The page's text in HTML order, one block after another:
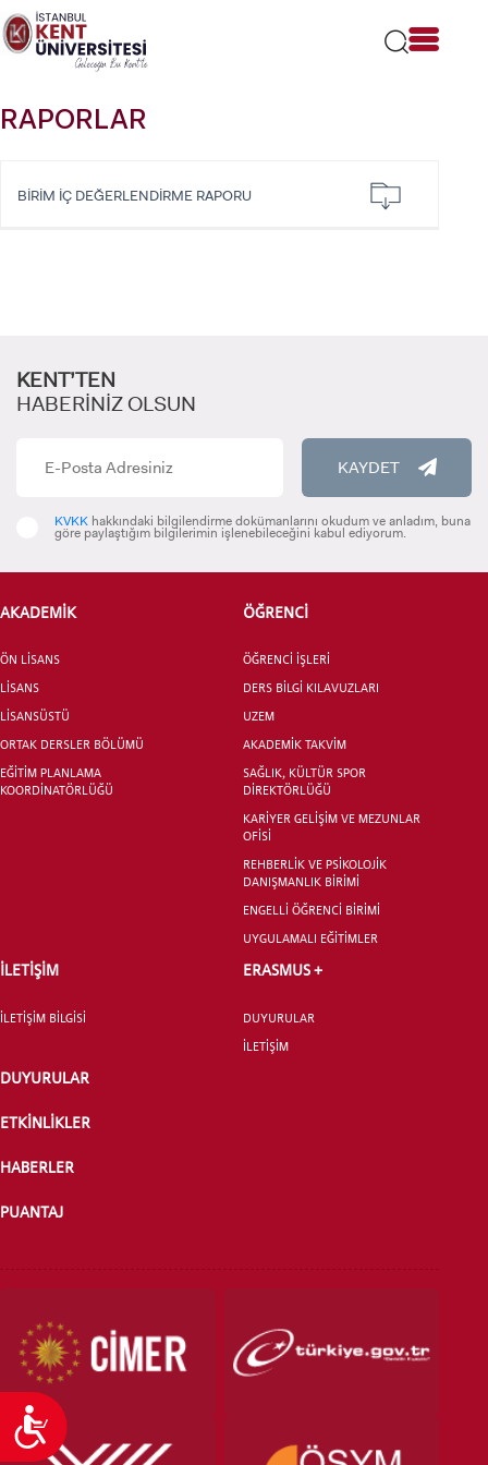
Lütfen
dikkat:
Bu
bir
içerir.
Ulaşılabilirlik
ADAY ÖĞRENCİ
INTERNATIONAL
STUDENT
LİSANSÜSTÜ EĞİTİM ENSTİTÜSÜ
LİSANS ADAY ÖĞRENCİ
RAPORLAR
BİRİM İÇ DEĞERLENDİRME RAPORU
KENT’TEN
HABERİNİZ OLSUN
KAYDET
KVKK hakkındaki bilgilendirme dokümanlarını okudum ve anladım, buna
göre paylaştığım bilgilerimin işlenebileceğini kabul ediyorum.
AKADEMİK
ÖN LİSANS
LİSANS
LİSANSÜSTÜ
ORTAK DERSLER BÖLÜMÜ
EĞİTİM PLANLAMA
KOORDİNATÖRLÜĞÜ
ÖĞRENCİ
ÖĞRENCİ İŞLERİ
DERS BİLGİ KILAVUZLARI
UZEM
AKADEMİK TAKVİM
SAĞLIK, KÜLTÜR SPOR
DİREKTÖRLÜĞÜ
KARİYER GELİŞİM VE MEZUNLAR
OFİSİ
REHBERLİK VE PSİKOLOJİK
DANIŞMANLIK BİRİMİ
ENGELLİ ÖĞRENCİ BİRİMİ
UYGULAMALI EĞİTİMLER
İLETİŞİM
İLETİŞİM BİLGİSİ
ERASMUS +
DUYURULAR
İLETİŞİM
DUYURULAR
ETKİNLİKLER
HABERLER
PUANTAJ